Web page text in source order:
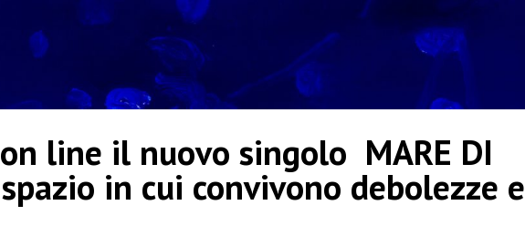
on line il nuovo singolo MARE DI
in cui convivono debolezze e